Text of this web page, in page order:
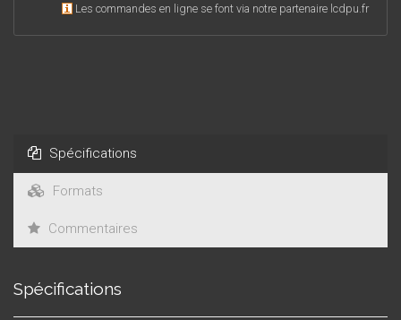
Les commandes en ligne se font via notre partenaire lcdpu.fr
Spécifications
Formats
Commentaires
Spécifications